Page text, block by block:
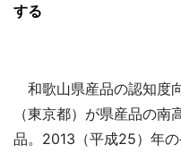
する
和歌山県産品の認知度
（東京都）が県産品の
品。2013（平成25）年の